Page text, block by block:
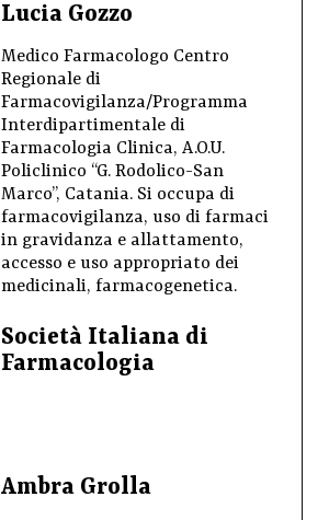
Lucia Gozzo
Medico Farmacologo Centro
Regionale di
Farmacovigilanza/Programma
Interdipartimentale di
Farmacologia Clinica, A.O.U.
Policlinico “G. Rodolico-San
Marco”, Catania. Si occupa di
farmacovigilanza, uso di farmaci
in gravidanza e allattamento,
accesso e uso appropriato dei
medicinali, farmacogenetica.
Società Italiana di
Farmacologia
Ambra Grolla